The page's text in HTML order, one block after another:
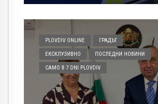
PLOVDIV ONLINE ГРАДЪТ
ЕКСКЛУЗИВНО ПОСЛЕДНИ НОВИНИ
САМО В 7 DNI PLOVDIV